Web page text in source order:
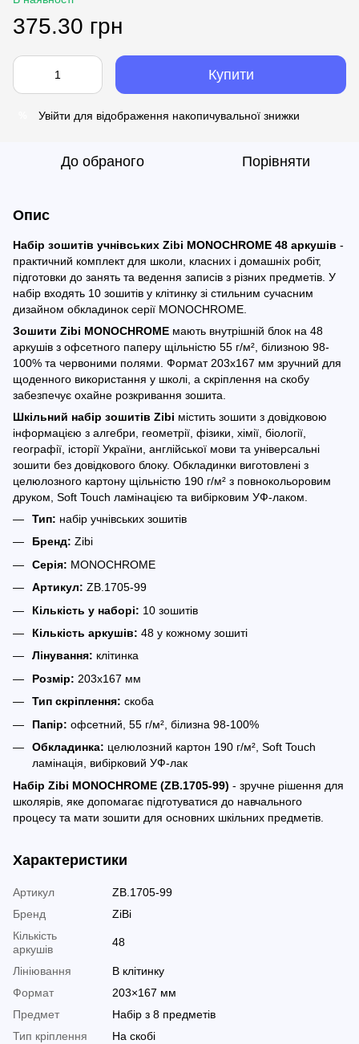
375.30 грн
Купити
Увійти для відображення накопичувальної знижки
До обраного Порівняти
Опис
Набір зошитів учнівських Zibi MONOCHROME 48 аркушів -
практичний комплект для школи, класних і домашніх робіт,
підготовки до занять та ведення записів з різних предметів. У
набір входять 10 зошитів у клітинку зі стильним сучасним
дизайном обкладинок серії MONOCHROME.
Зошити Zibi MONOCHROME мають внутрішній блок на 48
аркушів з офсетного паперу щільністю 55 г/м², білизною 98-
100% та червоними полями. Формат 203х167 мм зручний для
щоденного використання у школі, а скріплення на скобу
забезпечує охайне розкривання зошита.
Шкільний набір зошитів Zibi містить зошити з довідковою
інформацією з алгебри, геометрії, фізики, хімії, біології,
географії, історії України, англійської мови та універсальні
зошити без довідкового блоку. Обкладинки виготовлені з
целюлозного картону щільністю 190 г/м² з повнокольоровим
друком, Soft Touch ламінацією та вибірковим УФ-лаком.
Тип: набір учнівських зошитів
Бренд: Zibi
Серія: MONOCHROME
Артикул: ZB.1705-99
Кількість у наборі: 10 зошитів
Кількість аркушів: 48 у кожному зошиті
Лінування: клітинка
Розмір: 203х167 мм
Тип скріплення: скоба
Папір: офсетний, 55 г/м², білизна 98-100%
Обкладинка: целюлозний картон 190 г/м², Soft Touch
ламінація, вибірковий УФ-лак
Набір Zibi MONOCHROME (ZB.1705-99) - зручне рішення для
школярів, яке допомагає підготуватися до навчального
процесу та мати зошити для основних шкільних предметів.
Характеристики
Артикул
ZB.1705-99
Бренд
ZiBi
Кількість
аркушів
48
Лініювання
В клітинку
Формат
203×167 мм
Предмет
Набір з 8 предметів
Тип кріплення
На скобі